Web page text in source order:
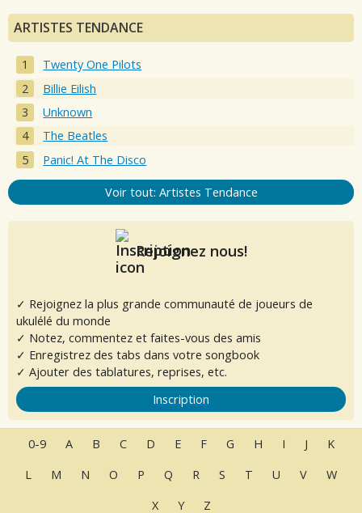
ARTISTES TENDANCE
Twenty One Pilots
Billie Eilish
Unknown
The Beatles
Panic! At The Disco
Voir tout: Artistes Tendance
Rejoignez nous!
✓ Rejoignez la plus grande communauté de joueurs de
ukulélé du monde
✓ Notez, commentez et faites-vous des amis
✓ Enregistrez des tabs dans votre songbook
✓ Ajouter des tablatures, reprises, etc.
Inscription
0-9 A B C D E F G H I J
K
L
M N O P Q R S T U V
W
X
Y Z